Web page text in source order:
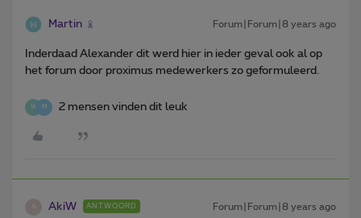
Martin Forum|Forum|8 years ago
Inderdaad Alexander dit werd hier in ieder geval ook al op
het forum door proximus medewerkers zo geformuleerd.
W M 2 mensen vinden dit leuk
AkiW ANTWOORD Forum|Forum|8 years ago